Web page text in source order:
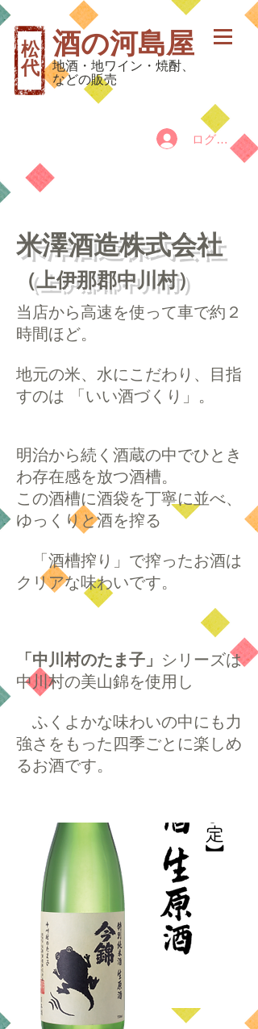
松
代
酒の河島屋
地酒・地ワイン・焼酎、
などの販売
ログイン
​米澤酒造株式会社
（上伊那郡中川村）
当店から高速を使って車で約２
時間ほど。
地元の米、水にこだわり、目指
すのは 「いい酒づくり」。
明治から続く酒蔵の中でひとき
わ存在感を放つ酒槽。
この酒槽に酒袋を丁寧に並べ、
ゆっくりと酒を搾る
「酒槽搾り」で搾ったお酒は
クリアな味わいです。
「中川村のたま子」 シリーズは
中川村の美山錦を使用し
ふくよかな味わいの中にも力
強さをもった四季ごとに楽しめ
るお酒です。